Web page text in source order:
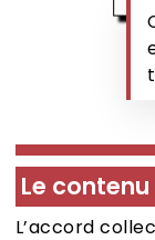
Le contenu
L’accord